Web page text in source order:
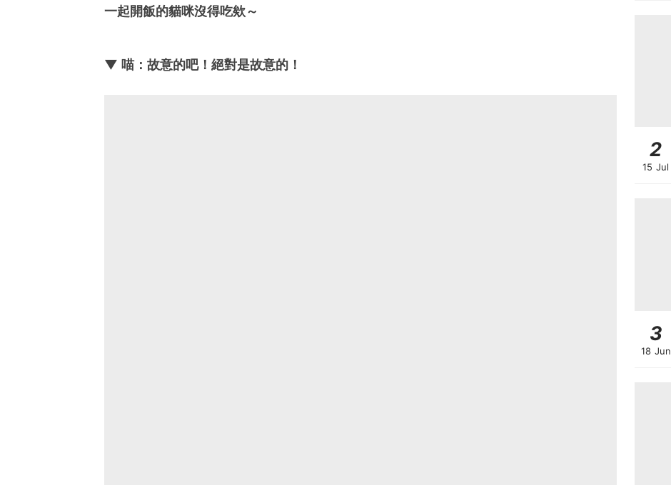
一起開飯的貓咪沒得吃欸～
▼ 喵：故意的吧！絕對是故意的！
2
15 Jul
3
18 Jun